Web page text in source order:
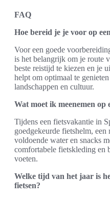
FAQ
Hoe bereid je je voor op
Voor een goede
is het belangrijk om je route
beste reistijd te kiezen en je
helpt om optimaal te
landschappen en cultuur.
Wat moet ik meenemen op
Tijdens een fietsvakantie in
goedgekeurde fietshelm, een
voldoende water en snacks
comfortabele fietskleding en
voeten.
Welke tijd van het jaar is
fietsen?